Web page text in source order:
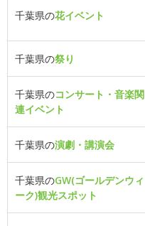
千葉県の花イベント
千葉県の祭り
千葉県のコンサート・音楽関
連イベント
千葉県の演劇・講演会
千葉県のGW(ゴールデンウィ
ーク)観光スポット